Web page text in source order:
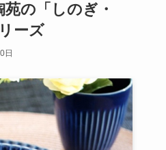
苑の「しのぎ・
ーズ
日